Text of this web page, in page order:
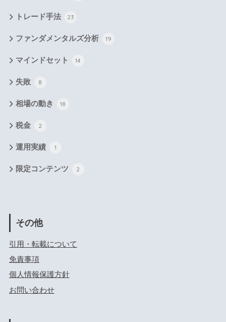
トレード手法 23
ファンダメンタルズ分析 19
マインドセット 14
失敗 8
相場の動き 18
税金 2
運用実績 1
限定コンテンツ 2
その他
引用・転載について
免責事項
個人情報保護方針
お問い合わせ